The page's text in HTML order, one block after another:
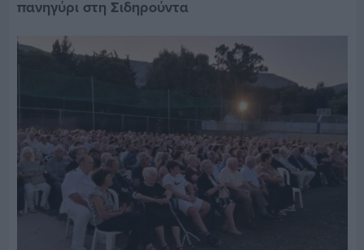
πανηγύρι στη Σιδηρούντα